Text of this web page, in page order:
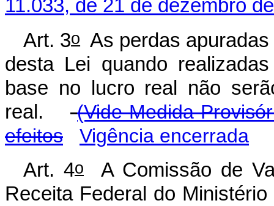
11.033, de 21 de dezembro
Art. 3o As perdas
desta Lei quando
base no lucro real não
real.
(Vide Medida
efeitos
Vigência encerrada
Art. 4o
A Comissão de
Receita Federal do